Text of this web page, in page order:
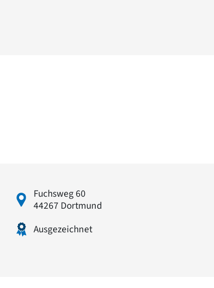
Fuchsweg 60
44267 Dortmund
Ausgezeichnet